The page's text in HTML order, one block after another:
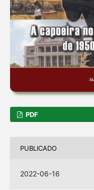
PDF
PUBLICADO
2022-06-16